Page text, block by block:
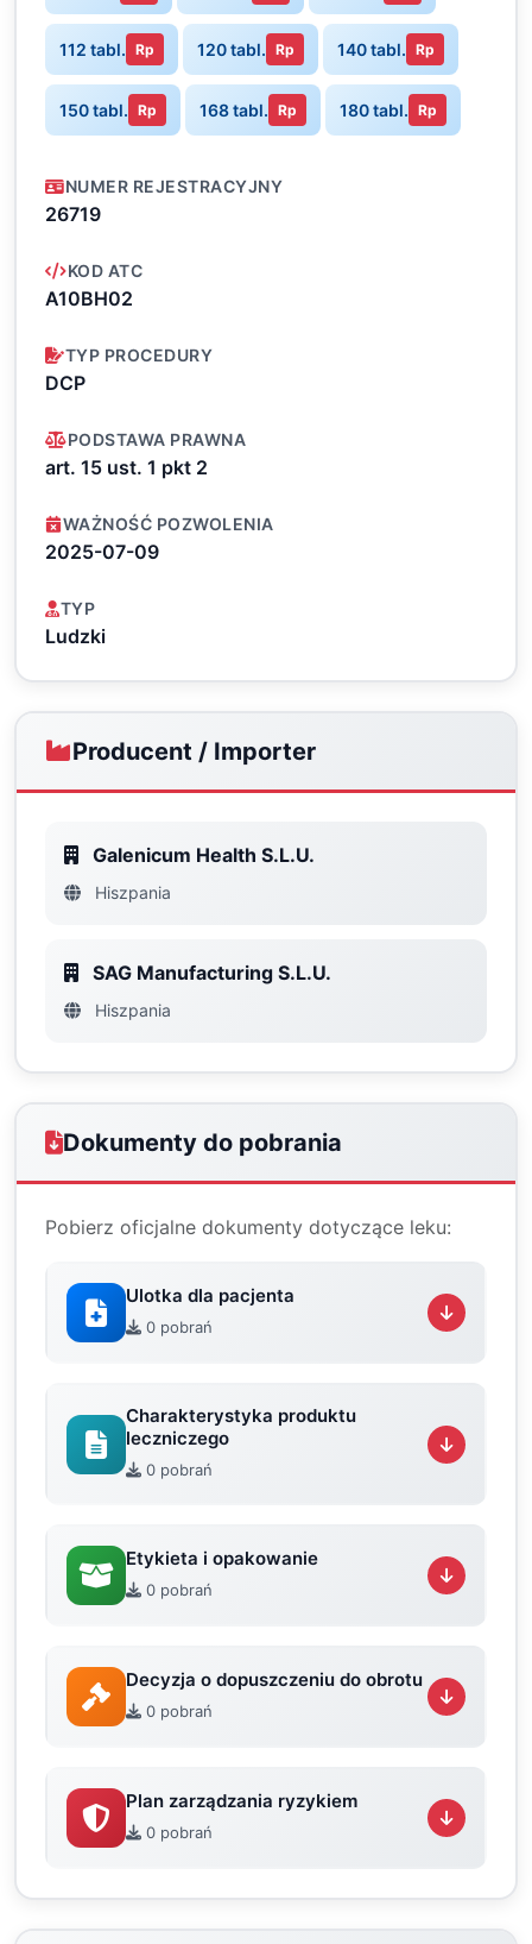
112 tabl. Rp 120 tabl. Rp 140 tabl. Rp
150 tabl. Rp 168 tabl. Rp 180 tabl. Rp
NUMER REJESTRACYJNY
26719
KOD ATC
A10BH02
TYP PROCEDURY
DCP
PODSTAWA PRAWNA
art. 15 ust. 1 pkt 2
WAŻNOŚĆ POZWOLENIA
2025-07-09
TYP
Ludzki
Producent / Importer
Galenicum Health S.L.U.
Hiszpania
SAG Manufacturing S.L.U.
Hiszpania
Dokumenty do pobrania
Pobierz oficjalne dokumenty dotyczące leku:
Ulotka dla pacjenta
0 pobrań
Charakterystyka produktu
leczniczego
0 pobrań
Etykieta i opakowanie
0 pobrań
Decyzja o dopuszczeniu do obrotu
0 pobrań
Plan zarządzania ryzykiem
0 pobrań